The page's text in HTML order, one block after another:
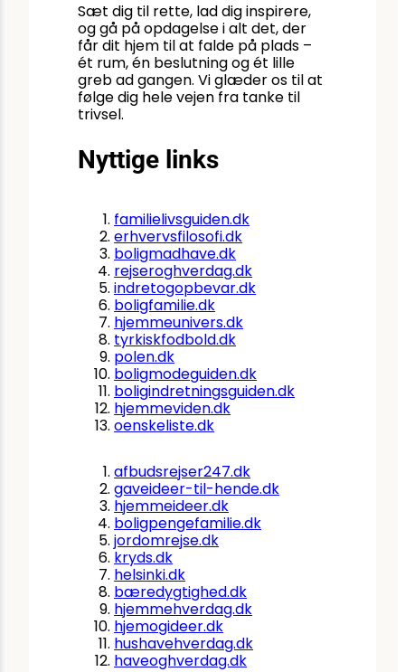
Sæt dig til rette, lad dig inspirere,
og gå på opdagelse i alt det, der
får dit hjem til at falde på plads –
ét rum, én beslutning og ét lille
greb ad gangen. Vi glæder os til at
følge dig hele vejen fra tanke til
trivsel.
Nyttige links
familielivsguiden.dk
erhvervsfilosofi.dk
boligmadhave.dk
rejseroghverdag.dk
indretogopbevar.dk
boligfamilie.dk
hjemmeunivers.dk
tyrkiskfodbold.dk
polen.dk
boligmodeguiden.dk
boligindretningsguiden.dk
hjemmeviden.dk
oenskeliste.dk
afbudsrejser247.dk
gaveideer-til-hende.dk
hjemmeideer.dk
boligpengefamilie.dk
jordomrejse.dk
kryds.dk
helsinki.dk
bæredygtighed.dk
hjemmehverdag.dk
hjemogideer.dk
hushavehverdag.dk
haveoghverdag.dk